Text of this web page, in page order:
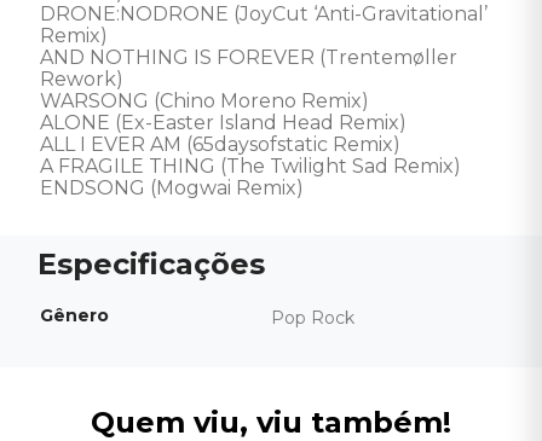
DRONE:NODRONE (JoyCut ‘Anti-Gravitational’
Remix)
AND NOTHING IS FOREVER (Trentemøller
Rework)
WARSONG (Chino Moreno Remix)
ALONE (Ex-Easter Island Head Remix)
ALL I EVER AM (65daysofstatic Remix)
A FRAGILE THING (The Twilight Sad Remix)
ENDSONG (Mogwai Remix)
Gênero Pop Rock
Quem viu, viu também!